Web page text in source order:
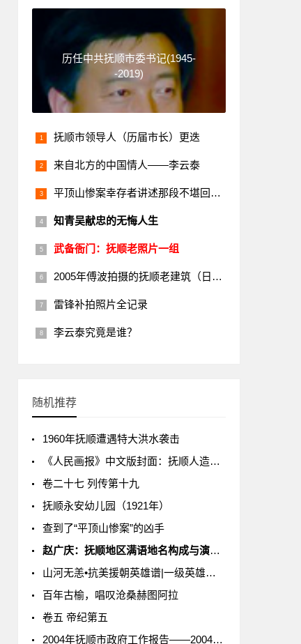
历任中共抚顺市委书记(1945-
-2019)
抚顺市领导人（历届市长）更迭
来自北方的中国情人——李云泰
平顶山惨案幸存者讲述那段不堪回首的历史
知青吴献忠的无悔人生
武备衙门：抚顺老照片一组
2005年傅波拍摄的抚顺老建筑（日本楼）
雷锋补拍照片全记录
李云泰究竟是谁？
随机推荐
1960年抚顺遭遇特大洪水袭击
《人民画报》中文版封面：抚顺人造石油厂
卷二十七 列传第十九
抚顺永安幼儿园（1921年）
查到了“平顶山惨案”的凶手
赵广庆：抚顺地区满语地名构成与演变（二）
山河无恙•抗美援朝英雄谱|一级英雄赵宝桐
百年古榆，唱叹沧桑赫图阿拉
卷五 帝纪第五
2004年抚顺市政府工作报告——2004年1月13日在抚顺市第十三届人民代表大会第二次会议上